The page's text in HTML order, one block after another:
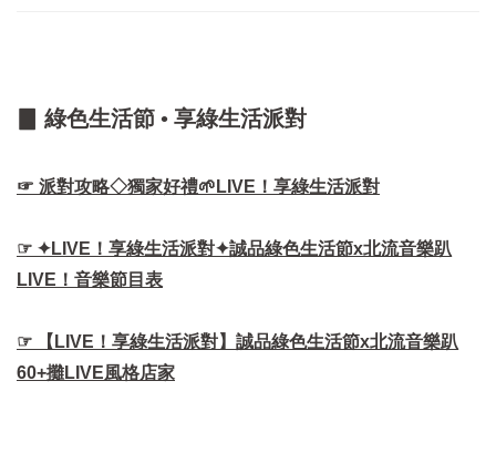
▊ 綠色生活節 • 享綠生活派對
☞ 派對攻略◇獨家好禮🌱LIVE！享綠生活派對
☞ ✦LIVE！享綠生活派對✦誠品綠色生活節x北流音樂趴
LIVE！音樂節目表​
☞ 【LIVE！享綠生活派對】誠品綠色生活節x北流音樂趴
60+攤LIVE風格店家​